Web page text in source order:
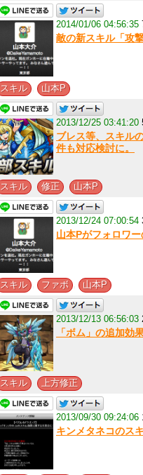
2014/01/06 04:56:35
敵の新スキル「攻
スキル 山本P
2013/12/25 03:41:20
ブレス等、スキル
件も対応検討に。
スキル 修正 山本P
2013/12/24 07:00:54
山本Pがフォロワ
スキル ファボ 山本P
2013/12/13 06:56:03
「ボム」の追加効
スキル 上方修正
2013/09/30 09:24:06
キンメタネコのス